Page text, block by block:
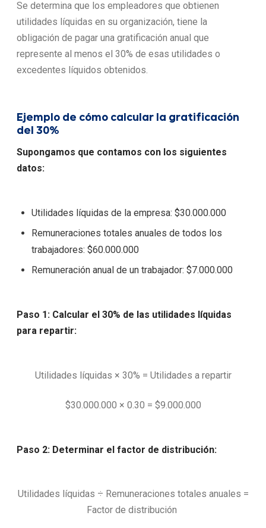
Se determina que los empleadores que obtienen
utilidades líquidas en su organización, tiene la
obligación de pagar una gratificación anual que
represente al menos el 30% de esas utilidades o
excedentes líquidos obtenidos.
Ejemplo de cómo calcular la gratificación
del 30%
Supongamos que contamos con los siguientes
datos:
Utilidades líquidas de la empresa: $30.000.000
Remuneraciones totales anuales de todos los
trabajadores: $60.000.000
Remuneración anual de un trabajador: $7.000.000
Paso 1: Calcular el 30% de las utilidades líquidas
para repartir:
Utilidades líquidas × 30% = Utilidades a repartir
$30.000.000 × 0.30 = $9.000.000
Paso 2: Determinar el factor de distribución:
Utilidades líquidas ÷ Remuneraciones totales anuales =
Factor de distribución